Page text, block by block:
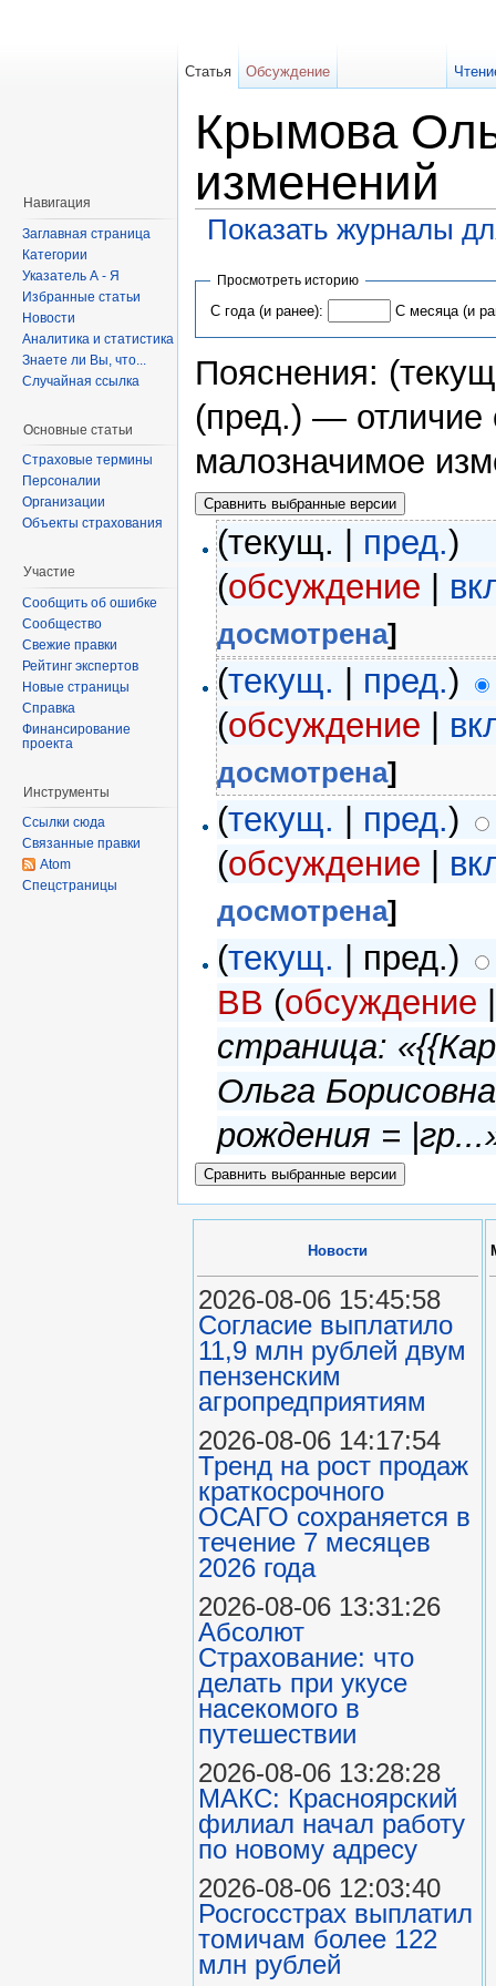
Крымова
изменений
Показать журналы
Просмотреть историю
С года (и ранее): С месяца (и
Пояснения:
(пред.) —
малозначимое
(текущ. | пред.)
(обсуждение |
досмотрена]
(текущ. пред.)
(обсуждение
досмотрена]
(текущ. пред.)
(обсуждение
досмотрена]
(текущ. | пред.)
ВВ (обсуждение
страница:
Ольга
рождения =
Статья Обсуждение
Навигация
Заглавная страница
Категории
Указатель А - Я
Избранные статьи
Новости
Аналитика и статистика
Знаете ли Вы, что...
Случайная ссылка
Основные статьи
Страховые термины
Персоналии
Организации
Объекты страхования
Участие
Сообщить об ошибке
Сообщество
Свежие правки
Рейтинг экспертов
Новые страницы
Справка
Финансирование
проекта
Инструменты
Ссылки сюда
Связанные правки
Atom
Спецстраницы
Новости
2026-08-06 15:45:58
Согласие выплатило
11,9 млн рублей двум
пензенским
агропредприятиям
2026-08-06 14:17:54
Тренд на рост продаж
краткосрочного
ОСАГО сохраняется в
течение 7 месяцев
2026 года
2026-08-06 13:31:26
Абсолют
Страхование: что
делать при укусе
насекомого в
путешествии
2026-08-06 13:28:28
МАКС: Красноярский
филиал начал работу
по новому адресу
2026-08-06 12:03:40
Росгосстрах выплатил
томичам более 122
млн рублей